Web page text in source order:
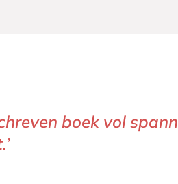
boek vol